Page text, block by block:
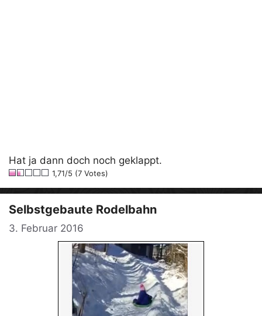
Hat ja dann doch noch geklappt.
1,71/5 (7 Votes)
Selbstgebaute Rodelbahn
3. Februar 2016